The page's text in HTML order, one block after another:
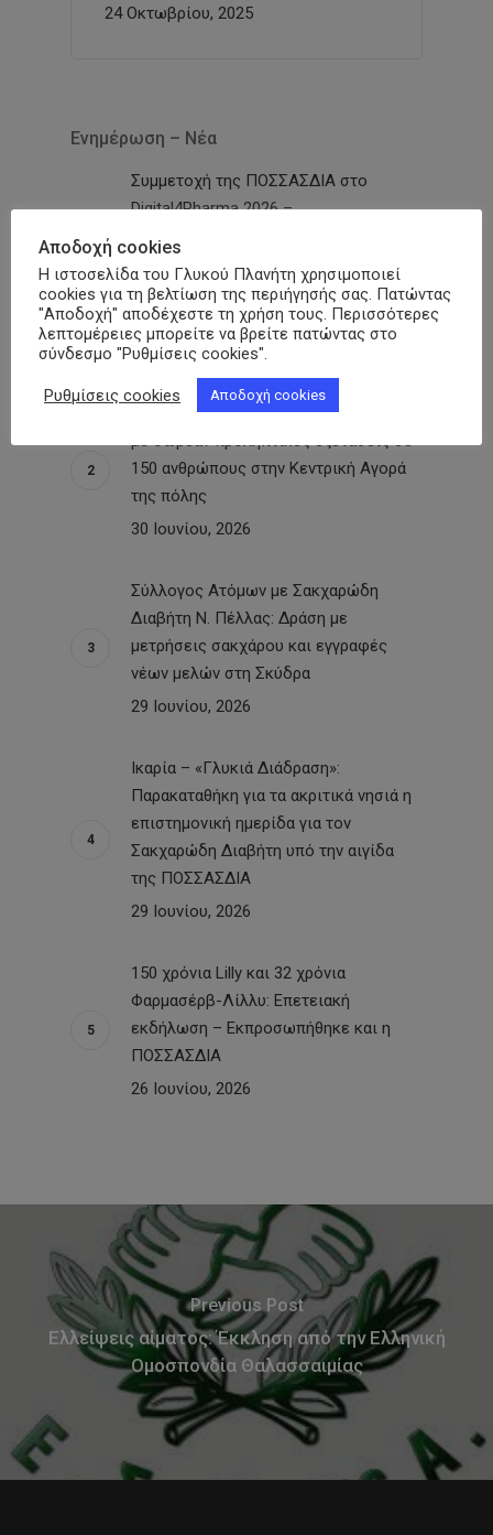
24 Οκτωβρίου, 2025
Ενημέρωση – Νέα
Συμμετοχή της ΠΟΣΣΑΣΔΙΑ στο
Digital4Pharma 2026 –
TRUSTFORMATION: «Τα δευτερογενή
δεδομένα υγείας μπορούν να αλλάξουν
τον τρόπο που σχεδιάζεται η πολιτική
για τον σακχαρώδη διαβήτη»
10 Ιουλίου, 2026
Καλαμάτα-«Γλυκιά Μεσσηνία»: Δράση
με δωρεάν προληπτικές εξετάσεις σε
150 ανθρώπους στην Κεντρική Αγορά
της πόλης
30 Ιουνίου, 2026
Σύλλογος Ατόμων με Σακχαρώδη
Διαβήτη Ν. Πέλλας: Δράση με
μετρήσεις σακχάρου και εγγραφές
νέων μελών στη Σκύδρα
29 Ιουνίου, 2026
Ικαρία – «Γλυκιά Διάδραση»:
Παρακαταθήκη για τα ακριτικά νησιά η
επιστημονική ημερίδα για τον
Σακχαρώδη Διαβήτη υπό την αιγίδα
της ΠΟΣΣΑΣΔΙΑ
29 Ιουνίου, 2026
150 χρόνια Lilly και 32 χρόνια
Φαρμασέρβ-Λίλλυ: Eπετειακή
εκδήλωση – Εκπροσωπήθηκε και η
ΠΟΣΣΑΣΔΙΑ
26 Ιουνίου, 2026
Previous Post
Ελλείψεις αίματος: Έκκληση από την Ελληνική
Ομοσπονδία Θαλασσαιμίας
Αποδοχή cookies
Η ιστοσελίδα του Γλυκού Πλανήτη χρησιμοποιεί
cookies για τη βελτίωση της περιήγησής σας. Πατώντας
"Αποδοχή" αποδέχεστε τη χρήση τους. Περισσότερες
λεπτομέρειες μπορείτε να βρείτε πατώντας στο
σύνδεσμο "Ρυθμίσεις cookies".
Ρυθμίσεις cookies Αποδοχή cookies